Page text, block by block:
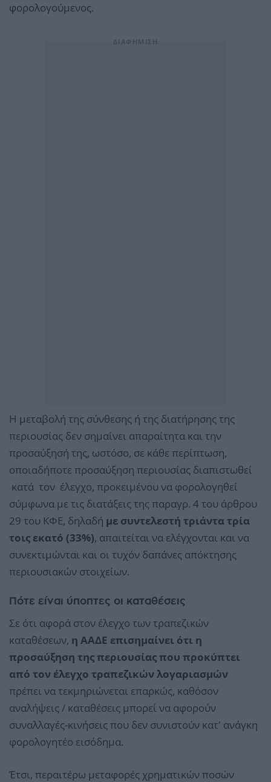
φορολογούμενος.
Η μεταβολή της σύνθεσης ή της διατήρησης της
περιουσίας δεν σημαίνει απαραίτητα και την
προσαύξησή της, ωστόσο, σε κάθε περίπτωση,
οποιαδήποτε προσαύξηση περιουσίας διαπιστωθεί
κατά τον έλεγχο, προκειμένου να φορολογηθεί
σύμφωνα με τις διατάξεις της παραγρ. 4 του άρθρου
29 του ΚΦΕ, δηλαδή με συντελεστή τριάντα τρία
τοις εκατό (33%), απαιτείται να ελέγχονται και να
συνεκτιμώνται και οι τυχόν δαπάνες απόκτησης
περιουσιακών στοιχείων.
Πότε είναι ύποπτες οι καταθέσεις
Σε ότι αφορά στον έλεγχο των τραπεζικών
καταθέσεων, η ΑΑΔΕ επισημαίνει ότι η
προσαύξηση της περιουσίας που προκύπτει
από τον έλεγχο τραπεζικών λογαριασμών
πρέπει να τεκμηριώνεται επαρκώς, καθόσον
αναλήψεις / καταθέσεις μπορεί να αφορούν
συναλλαγές-κινήσεις που δεν συνιστούν κατ' ανάγκη
φορολογητέο εισόδημα.
Έτσι, περαιτέρω μεταφορές χρηματικών ποσών